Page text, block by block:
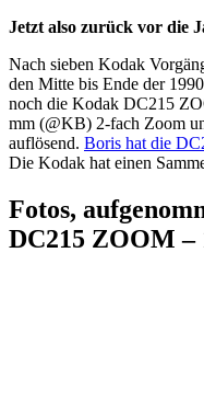
Jetzt also zurück vor die
Nach sieben Kodak
den Mitte bis Ende der
noch die Kodak DC215
mm (@KB) 2-fach Zoom
auflösend. Boris hat die
Die Kodak hat einen
Fotos,
DC215 ZOOM –